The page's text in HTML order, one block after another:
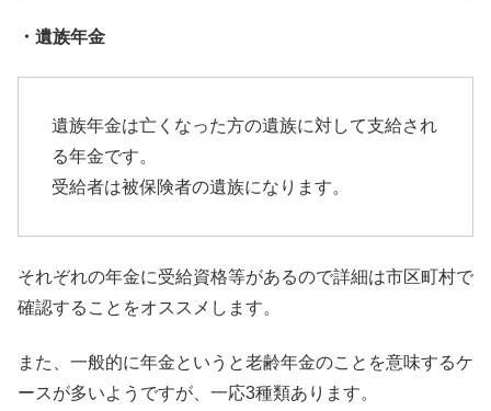
・遺族年金
遺族年金は亡くなった方の遺族に対して支給され
る年金です。
受給者は被保険者の遺族になります。
それぞれの年金に受給資格等があるので詳細は市区町村で
確認することをオススメします。
また、一般的に年金というと老齢年金のことを意味するケ
ースが多いようですが、一応3種類あります。